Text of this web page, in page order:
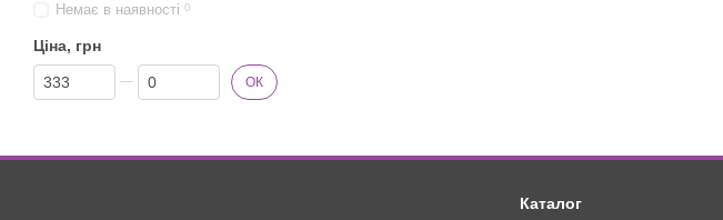
Немає в наявності 0
Ціна, грн
Від Ціна, грн
До Ціна, грн ОК
Каталог